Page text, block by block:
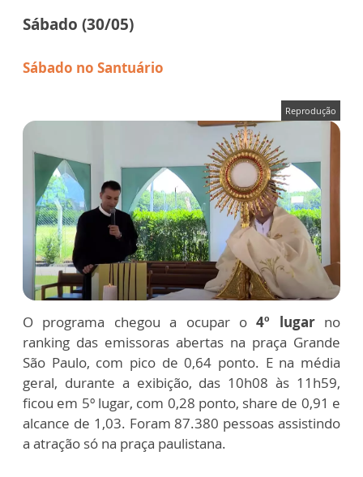
Sábado (30/05)
Sábado no Santuário
Reprodução
O programa chegou a ocupar o4º lugarno
ranking das emissoras abertas na praça Grande
São Paulo, com pico de 0,64 ponto. E na média
geral, durante a exibição, das 10h08 às 11h59,
ficou em 5º lugar, com 0,28 ponto, share de 0,91 e
alcance de 1,03. Foram 87.380 pessoas assistindo
a atração só na praça paulistana.